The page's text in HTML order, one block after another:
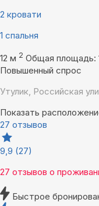
2 кровати
1 спальня
12 м 2 Общая площадь:
Повышенный спрос
Утулик, Российская
Показать
27 отзывов
9,9 (27)
27 отзывов о
Быстрое